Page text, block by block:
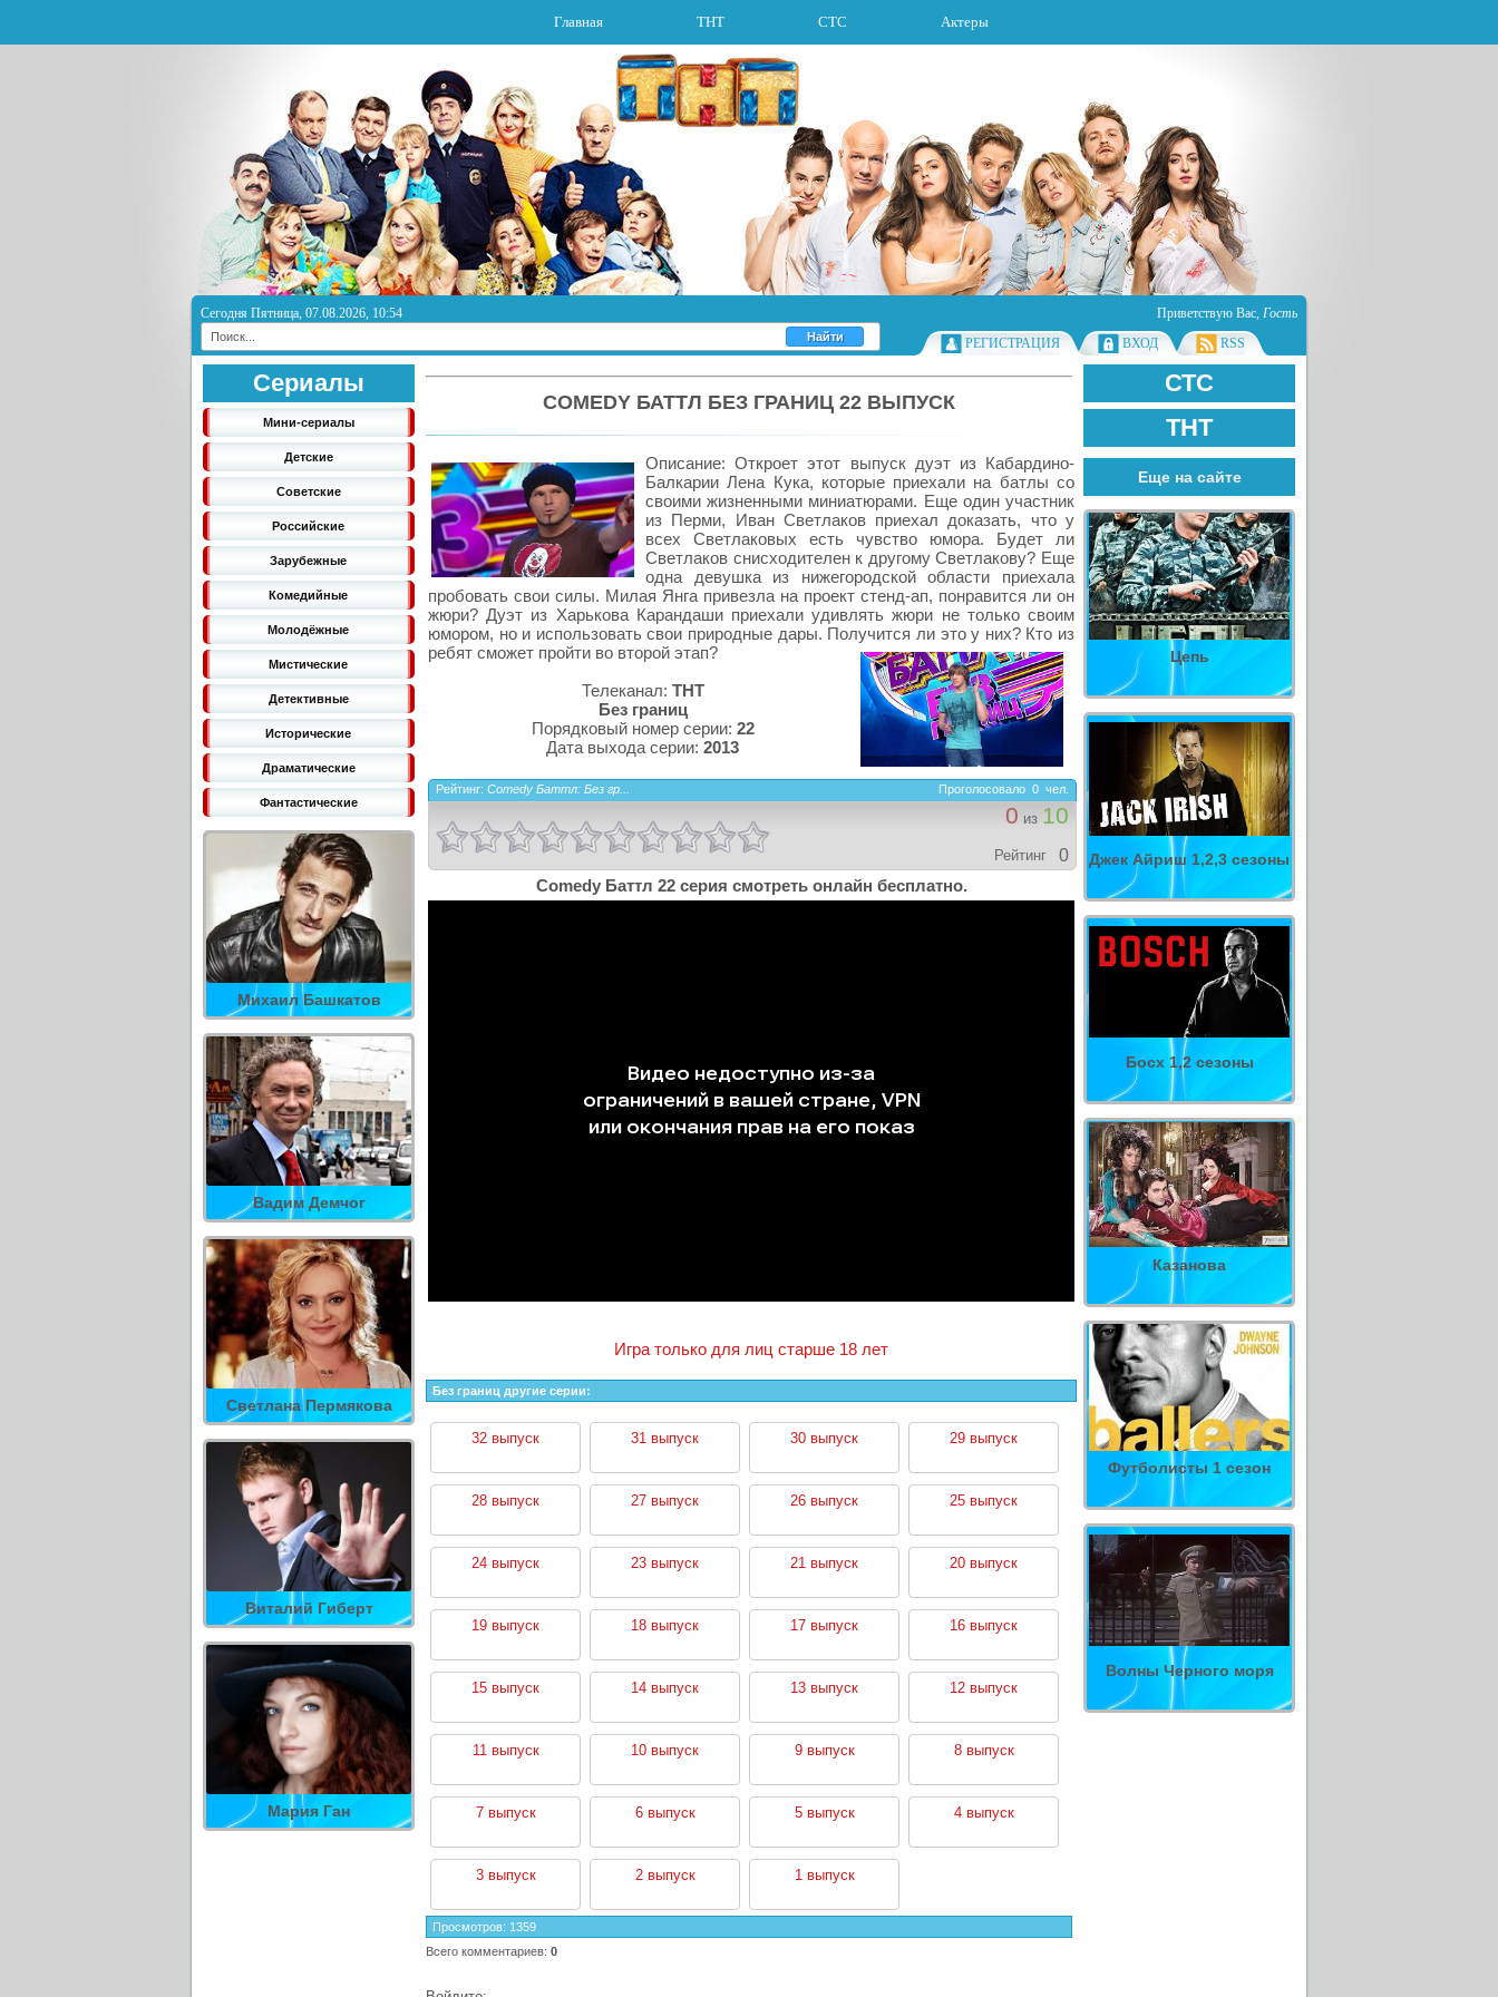
Главная ТНТ СТС Актеры
Сегодня Пятница, 07.08.2026, 10:54 Приветствую Вас, Гость
РЕГИСТРАЦИЯ
ВХОД RSS
Сериалы
Мини-сериалы
Детские
Советские
Российские
Зарубежные
Комедийные
Молодёжные
Мистические
Детективные
Исторические
Драматические
Фантастические
Михаил Башкатов
Вадим Демчог
Светлана Пермякова
Виталий Гиберт
Мария Ган
СТС
ТНТ
Еще на сайте
Цепь
Джек Айриш 1,2,3 сезоны
Босх 1,2 сезоны
Казанова
Футболисты 1 сезон
Волны Черного моря
COMEDY БАТТЛ БЕЗ ГРАНИЦ 22 ВЫПУСК
Описание: Откроет этот выпуск дуэт из Кабардино-
Балкарии Лена Кука, которые приехали на батлы со
своими жизненными миниатюрами. Еще один участник
из Перми, Иван Светлаков приехал доказать, что у
всех Светлаковых есть чувство юмора. Будет ли
Светлаков снисходителен к другому Светлакову? Еще
одна девушка из нижегородской области приехала
пробовать свои силы. Милая Янга привезла на проект стенд-ап, понравится ли он
жюри? Дуэт из Харькова Карандаши приехали удивлять жюри не только своим
юмором, но и использовать свои природные дары. Получится ли это у них? Кто из
ребят сможет пройти во второй этап?
Телеканал: ТНТ
Без границ
Порядковый номер серии: 22
Дата выхода серии: 2013
Рейтинг: Comedy Баттл: Без гр... Проголосовало 0 чел.
0 из 10
Рейтинг
0
Comedy Баттл 22 серия смотреть онлайн бесплатно.
Игра только для лиц старше 18 лет
Без границ другие серии:
32 выпуск 31 выпуск 30 выпуск 29 выпуск
28 выпуск 27 выпуск 26 выпуск 25 выпуск
24 выпуск 23 выпуск 21 выпуск 20 выпуск
19 выпуск 18 выпуск 17 выпуск 16 выпуск
15 выпуск 14 выпуск 13 выпуск 12 выпуск
11 выпуск 10 выпуск 9 выпуск 8 выпуск
7 выпуск 6 выпуск 5 выпуск 4 выпуск
3 выпуск 2 выпуск 1 выпуск
Просмотров: 1359
Всего комментариев: 0